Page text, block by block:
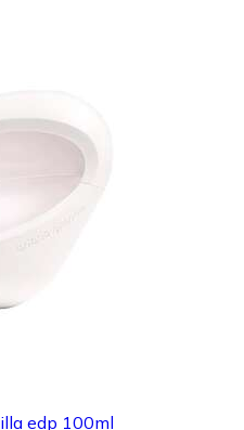
edp 100ml